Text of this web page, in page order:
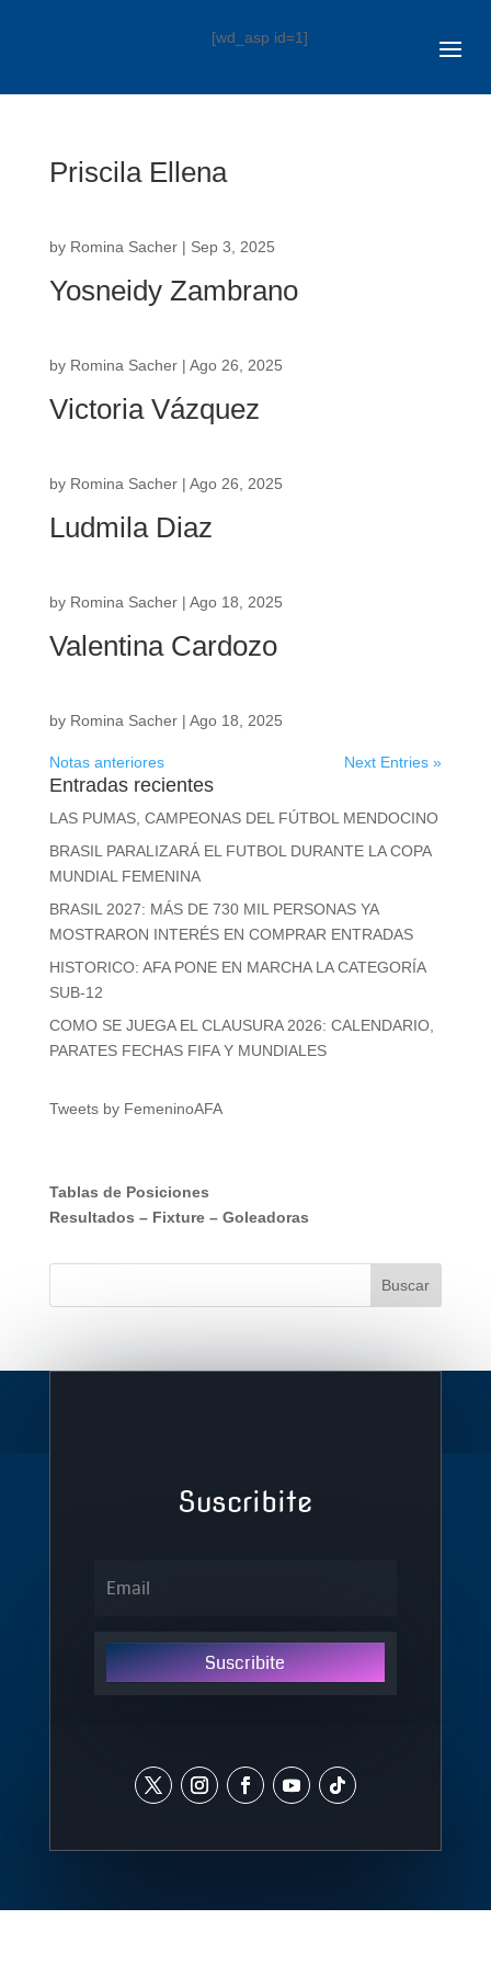
[wd_asp id=1]
Priscila Ellena
by Romina Sacher| Sep 3, 2025
Yosneidy Zambrano
by Romina Sacher| Ago 26, 2025
Victoria Vázquez
by Romina Sacher| Ago 26, 2025
Ludmila Diaz
by Romina Sacher| Ago 18, 2025
Valentina Cardozo
by Romina Sacher| Ago 18, 2025
Notas anteriores Next Entries »
Entradas recientes
LAS PUMAS, CAMPEONAS DEL FÚTBOL MENDOCINO
BRASIL PARALIZARÁ EL FUTBOL DURANTE LA COPA
MUNDIAL FEMENINA
BRASIL 2027: MÁS DE 730 MIL PERSONAS YA
MOSTRARON INTERÉS EN COMPRAR ENTRADAS
HISTORICO: AFA PONE EN MARCHA LA CATEGORÍA
SUB-12
COMO SE JUEGA EL CLAUSURA 2026: CALENDARIO,
PARATES FECHAS FIFA Y MUNDIALES
Tweets by FemeninoAFA
Tablas de Posiciones
Resultados – Fixture– Goleadoras
Suscribite
Suscribite